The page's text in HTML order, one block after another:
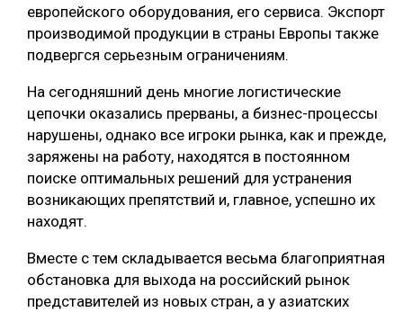
европейского оборудования, его сервиса. Экспорт
производимой продукции в страны Европы также
подвергся серьезным ограничениям.
На сегодняшний день многие логистические
цепочки оказались прерваны, а бизнес-процессы
нарушены, однако все игроки рынка, как и прежде,
заряжены на работу, находятся в постоянном
поиске оптимальных решений для устранения
возникающих препятствий и, главное, успешно их
находят.
Вместе с тем складывается весьма благоприятная
обстановка для выхода на российский рынок
представителей из новых стран, а у азиатских